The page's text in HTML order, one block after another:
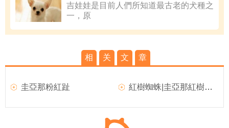
吉娃娃是目前人們所知道最古老的犬種之
一，原
相 关 文 章
圭亞那粉紅趾 紅樹蜘蛛|圭亞那紅樹基本介紹及生活習性